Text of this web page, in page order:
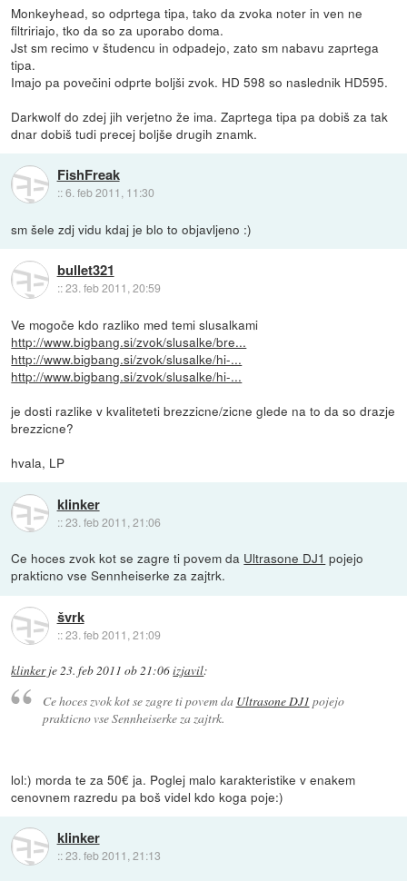
Monkeyhead, so odprtega tipa, tako da zvoka noter in ven ne
filtririajo, tko da so za uporabo doma.
Jst sm recimo v študencu in odpadejo, zato sm nabavu zaprtega
tipa.
Imajo pa povečini odprte boljši zvok. HD 598 so naslednik HD595.
Darkwolf do zdej jih verjetno že ima. Zaprtega tipa pa dobiš za tak
dnar dobiš tudi precej boljše drugih znamk.
FishFreak
::6. feb 2011, 11:30
sm šele zdj vidu kdaj je blo to objavljeno :)
bullet321
::23. feb 2011, 20:59
Ve mogoče kdo razliko med temi slusalkami
http://www.bigbang.si/zvok/slusalke/bre...
http://www.bigbang.si/zvok/slusalke/hi-...
http://www.bigbang.si/zvok/slusalke/hi-...
je dosti razlike v kvaliteteti brezzicne/zicne glede na to da so drazje
brezzicne?
hvala, LP
klinker
::23. feb 2011, 21:06
Ce hoces zvok kot se zagre ti povem da Ultrasone DJ1 pojejo
prakticno vse Sennheiserke za zajtrk.
švrk
::23. feb 2011, 21:09
klinkerje23. feb 2011 ob 21:06izjavil:
Ce hoces zvok kot se zagre ti povem da Ultrasone DJ1 pojejo
prakticno vse Sennheiserke za zajtrk.
lol:) morda te za 50€ ja. Poglej malo karakteristike v enakem
cenovnem razredu pa boš videl kdo koga poje:)
klinker
::23. feb 2011, 21:13